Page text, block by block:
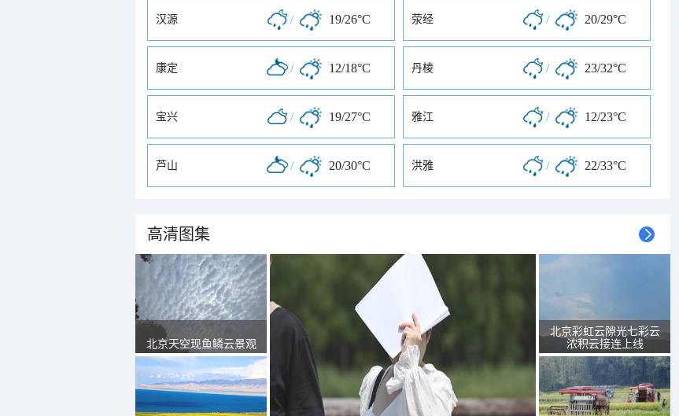
汉源 / 19/26°C 荥经 / 20/29°C
康定 / 12/18°C 丹棱 / 23/32°C
宝兴 / 19/27°C 雅江 / 12/23°C
芦山 / 20/30°C 洪雅 / 22/33°C
高清图集
北京天空现鱼鳞云景观
北京彩虹云隙光七彩云
浓积云接连上线